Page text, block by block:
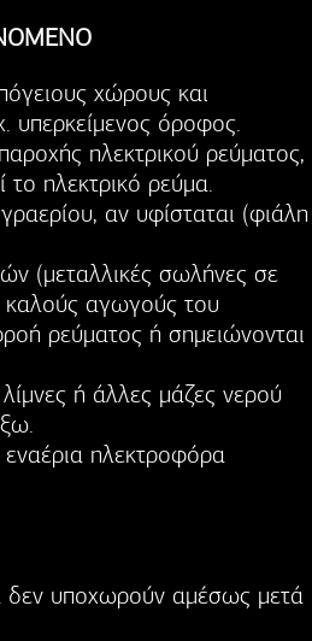
χώρους και
υπερκείμενος όροφος.
ηλεκτρικού ρεύματος,
το ηλεκτρικό ρεύμα.
αν υφίσταται (φιάλη
(μεταλλικές σωλήνες σε
καλούς αγωγούς του
ρεύματος ή σημειώνονται
ή άλλες μάζες νερού
ηλεκτροφόρα
δεν υποχωρούν αμέσως μετά